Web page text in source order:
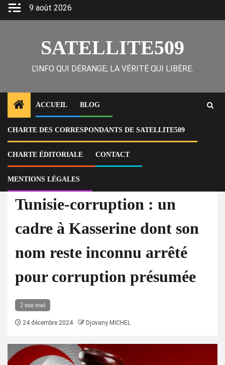
Skip
9 août 2026
SATELLITE509
L'INFO QUI DÉRANGE, LA VÉRITÉ QUI LIBÈRE.
ACCUEIL BLOG
CHARTE DES CORRESPONDANTS DE SATELLITE509
CHARTE ÉDITORIALE CONTACT
MENTIONS LÉGALES
Home
Actu
Tunisie-corruption : un cadre à Kasserine dont son nom reste inconnu
arrêté pour corruption présumée
À la Une Actu
Tunisie-corruption : un
cadre à Kasserine dont son
nom reste inconnu arrêté
pour corruption présumée
2 min read
24 décembre 2024 Djovany MICHEL